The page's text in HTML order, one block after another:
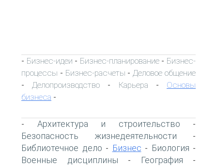
- Бизнес-идеи - Бизнес-планирование- Бизнес-
процессы - Бизнес-расчеты - Деловое общение
- Делопроизводство - Карьера - Основы
бизнеса -
- Архитектура и строительство -
Безопасность жизнедеятельности -
Библиотечное дело - Бизнес - Биология -
Военные дисциплины - География -